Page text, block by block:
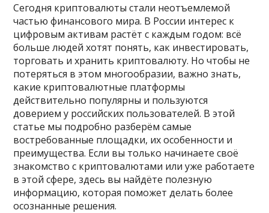
Сегодня криптовалюты стали неотъемлемой
частью финансового мира. В России интерес к
цифровым активам растёт с каждым годом: всё
больше людей хотят понять, как инвестировать,
торговать и хранить криптовалюту. Но чтобы не
потеряться в этом многообразии, важно знать,
какие криптовалютные платформы
действительно популярны и пользуются
доверием у российских пользователей. В этой
статье мы подробно разберём самые
востребованные площадки, их особенности и
преимущества. Если вы только начинаете своё
знакомство с криптовалютами или уже работаете
в этой сфере, здесь вы найдёте полезную
информацию, которая поможет делать более
осознанные решения.